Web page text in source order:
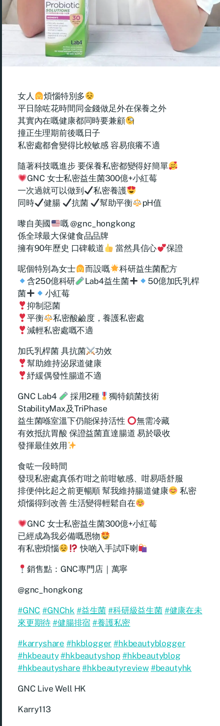
女人
煩惱特別多
平日除咗花時間同金錢做足外在保養之外
其實內在嘅健康都同時要兼顧
撞正生理期前後嘅日子
私密處都會變得比較敏感 容易痕癢不適
隨著科技嘅進步 要保養私密都變得好簡單
GNC 女士私密益生菌300億+小紅莓
一次過就可以做到
私密養護
同時
健腸 抗菌 幫助平衡 pH值
嚟自美國
嘅 @gnc_hongkong
係全球最大保健食品品牌
擁有90年歷史 口碑載道
當然具信心 保證
呢個特別為女士 而設嘅
科研益生菌配方
含250億科研
Lab4益生菌
50億加氏乳桿
菌
小紅莓
抑制惡菌
平衡
私密酸鹼度，養護私密處
減輕私密處嘅不適
加氏乳桿菌 具抗菌
功效
幫助維持泌尿道健康
紓緩偶發性腸道不適
GNC Lab4 採用2種
獨特鎖菌技術
StabilityMax及TriPhase
益生菌喺室溫下仍能保持活性
無需冷藏
有效抵抗胃酸 保證益菌直達腸道 易於吸收
發揮最佳效用
食咗一段時間
發現私密處真係冇咁之前咁敏感、咁易唔舒服
排便仲比起之前更暢順 幫我維持腸道健康
私密
煩惱得到改善 生活變得輕鬆自在
GNC 女士私密益生菌300億+小紅莓
已經成為我必備嘅恩物
有私密煩惱
快啲入手試吓喇
銷售點：GNC專門店｜萬寧
@gnc_hongkong
#GNC #GNChk #益生菌 #科研級益生菌 #健康在未
來更期待 #健腸排宿 #養護私密
#karryshare #hkblogger #hkbeautyblogger
#hkbeauty#hkbeautyshop #hkbeautyblog
#hkbeautyshare #hkbeautyreview #beautyhk
GNC Live Well HK
Karry113